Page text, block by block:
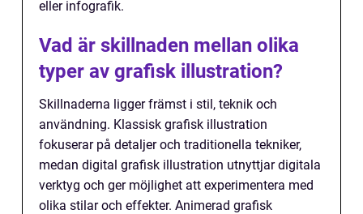
eller infografik.
Vad är skillnaden mellan olika
typer av grafisk illustration?
Skillnaderna ligger främst i stil, teknik och
användning. Klassisk grafisk illustration
fokuserar på detaljer och traditionella tekniker,
medan digital grafisk illustration utnyttjar digitala
verktyg och ger möjlighet att experimentera med
olika stilar och effekter. Animerad grafisk